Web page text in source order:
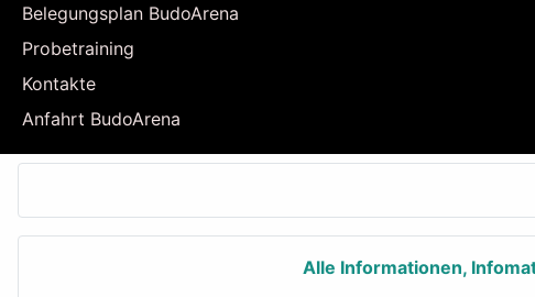
Belegungsplan BudoArena
Probetraining
Kontakte
Anfahrt BudoArena
Alle Informationen,